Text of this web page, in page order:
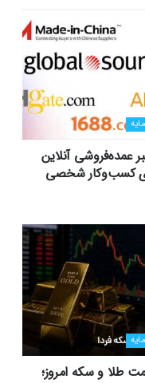
عمده‌فروشی آنلاین
کسب‌وکار شخصی
طلا و سکه امروز؛